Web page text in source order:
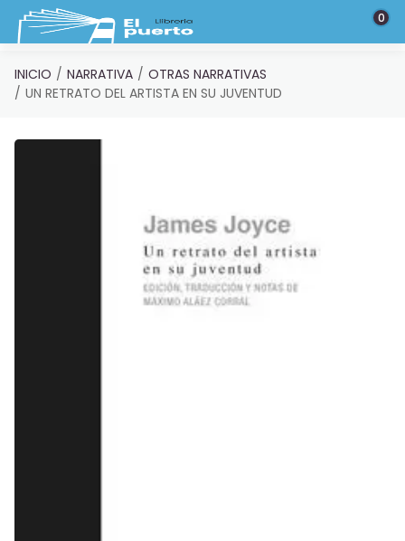
Saltar al contenido principal 0
INICIO NARRATIVA
OTRAS NARRATIVAS
UN RETRATO DEL ARTISTA EN SU JUVENTUD